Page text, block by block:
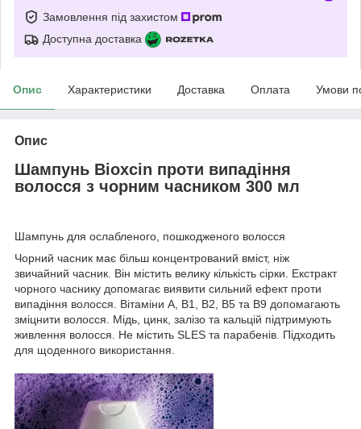
Замовлення під захистом
Доступна доставка
Опис Характеристики Доставка Оплата Умови
Опис
Шампунь Bioxcin проти випадіння
волосся з чорним часником 300 мл
Шампунь для ослабленого, пошкодженого волосся
Чорний часник має більш концентрований вміст, ніж
звичайний часник. Він містить велику кількість сірки. Екстракт
чорного часнику допомагає виявити сильний ефект проти
випадіння волосся. Вітаміни A, B1, B2, B5 та B9 допомагають
зміцнити волосся. Мідь, цинк, залізо та кальцій підтримують
живлення волосся. Не містить SLES та парабенів. Підходить
для щоденного використання.